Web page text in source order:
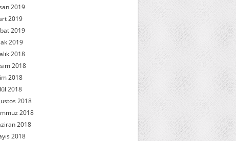
2019
2019
2019
2019
2018
2018
2018
2018
2018
2018
2018
2018